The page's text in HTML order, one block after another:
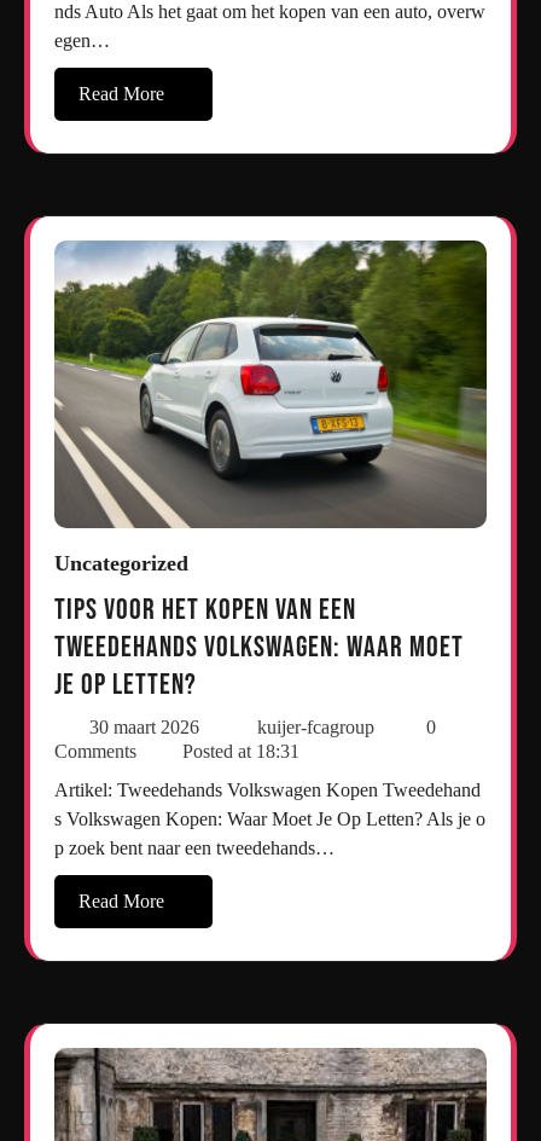
nds Auto Als het gaat om het kopen van een auto, overw
egen…
Read More
Uncategorized
Tips voor het Kopen van een
Tweedehands Volkswagen: Waar Moet
Je Op Letten?
30 maart 2026 kuijer-fcagroup
0
Comments
Posted at 18:31
Artikel: Tweedehands Volkswagen Kopen Tweedehand
s Volkswagen Kopen: Waar Moet Je Op Letten? Als je o
p zoek bent naar een tweedehands…
Read More